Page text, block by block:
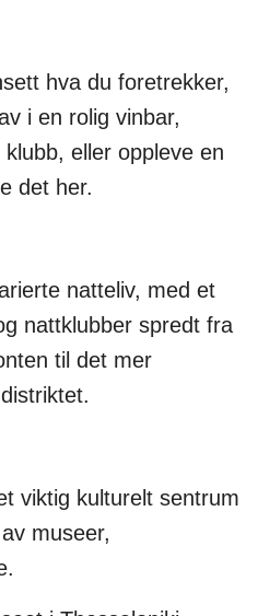
hva du foretrekker,
i en rolig vinbar,
eller oppleve en
det her.
natteliv, med et
nattklubber spredt fra
til det mer
viktig kulturelt sentrum
museer,